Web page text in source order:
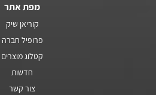
מפת אתר
קוריאן שיק
פרופיל חברה
קטלוג מוצרים
חדשות
צור קשר